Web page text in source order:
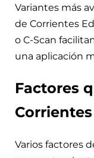
Variantes más
de Corrientes
o C-Scan
una aplicación
Factores
Varios factores